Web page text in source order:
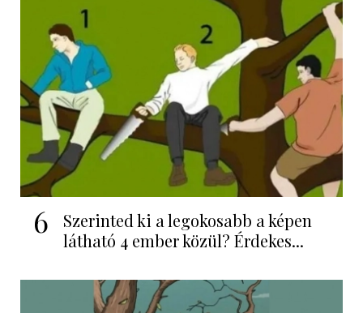
6
Szerinted ki a legokosabb a képen
látható 4 ember közül? Érdekes...